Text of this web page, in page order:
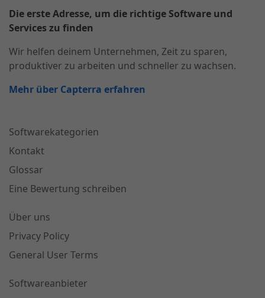
Die erste Adresse, um die richtige Software und
Services zu finden
Wir helfen deinem Unternehmen, Zeit zu sparen,
produktiver zu arbeiten und schneller zu wachsen.
Mehr über Capterra erfahren
Softwarekategorien
Kontakt
Glossar
Eine Bewertung schreiben
Über uns
Privacy Policy
General User Terms
Softwareanbieter